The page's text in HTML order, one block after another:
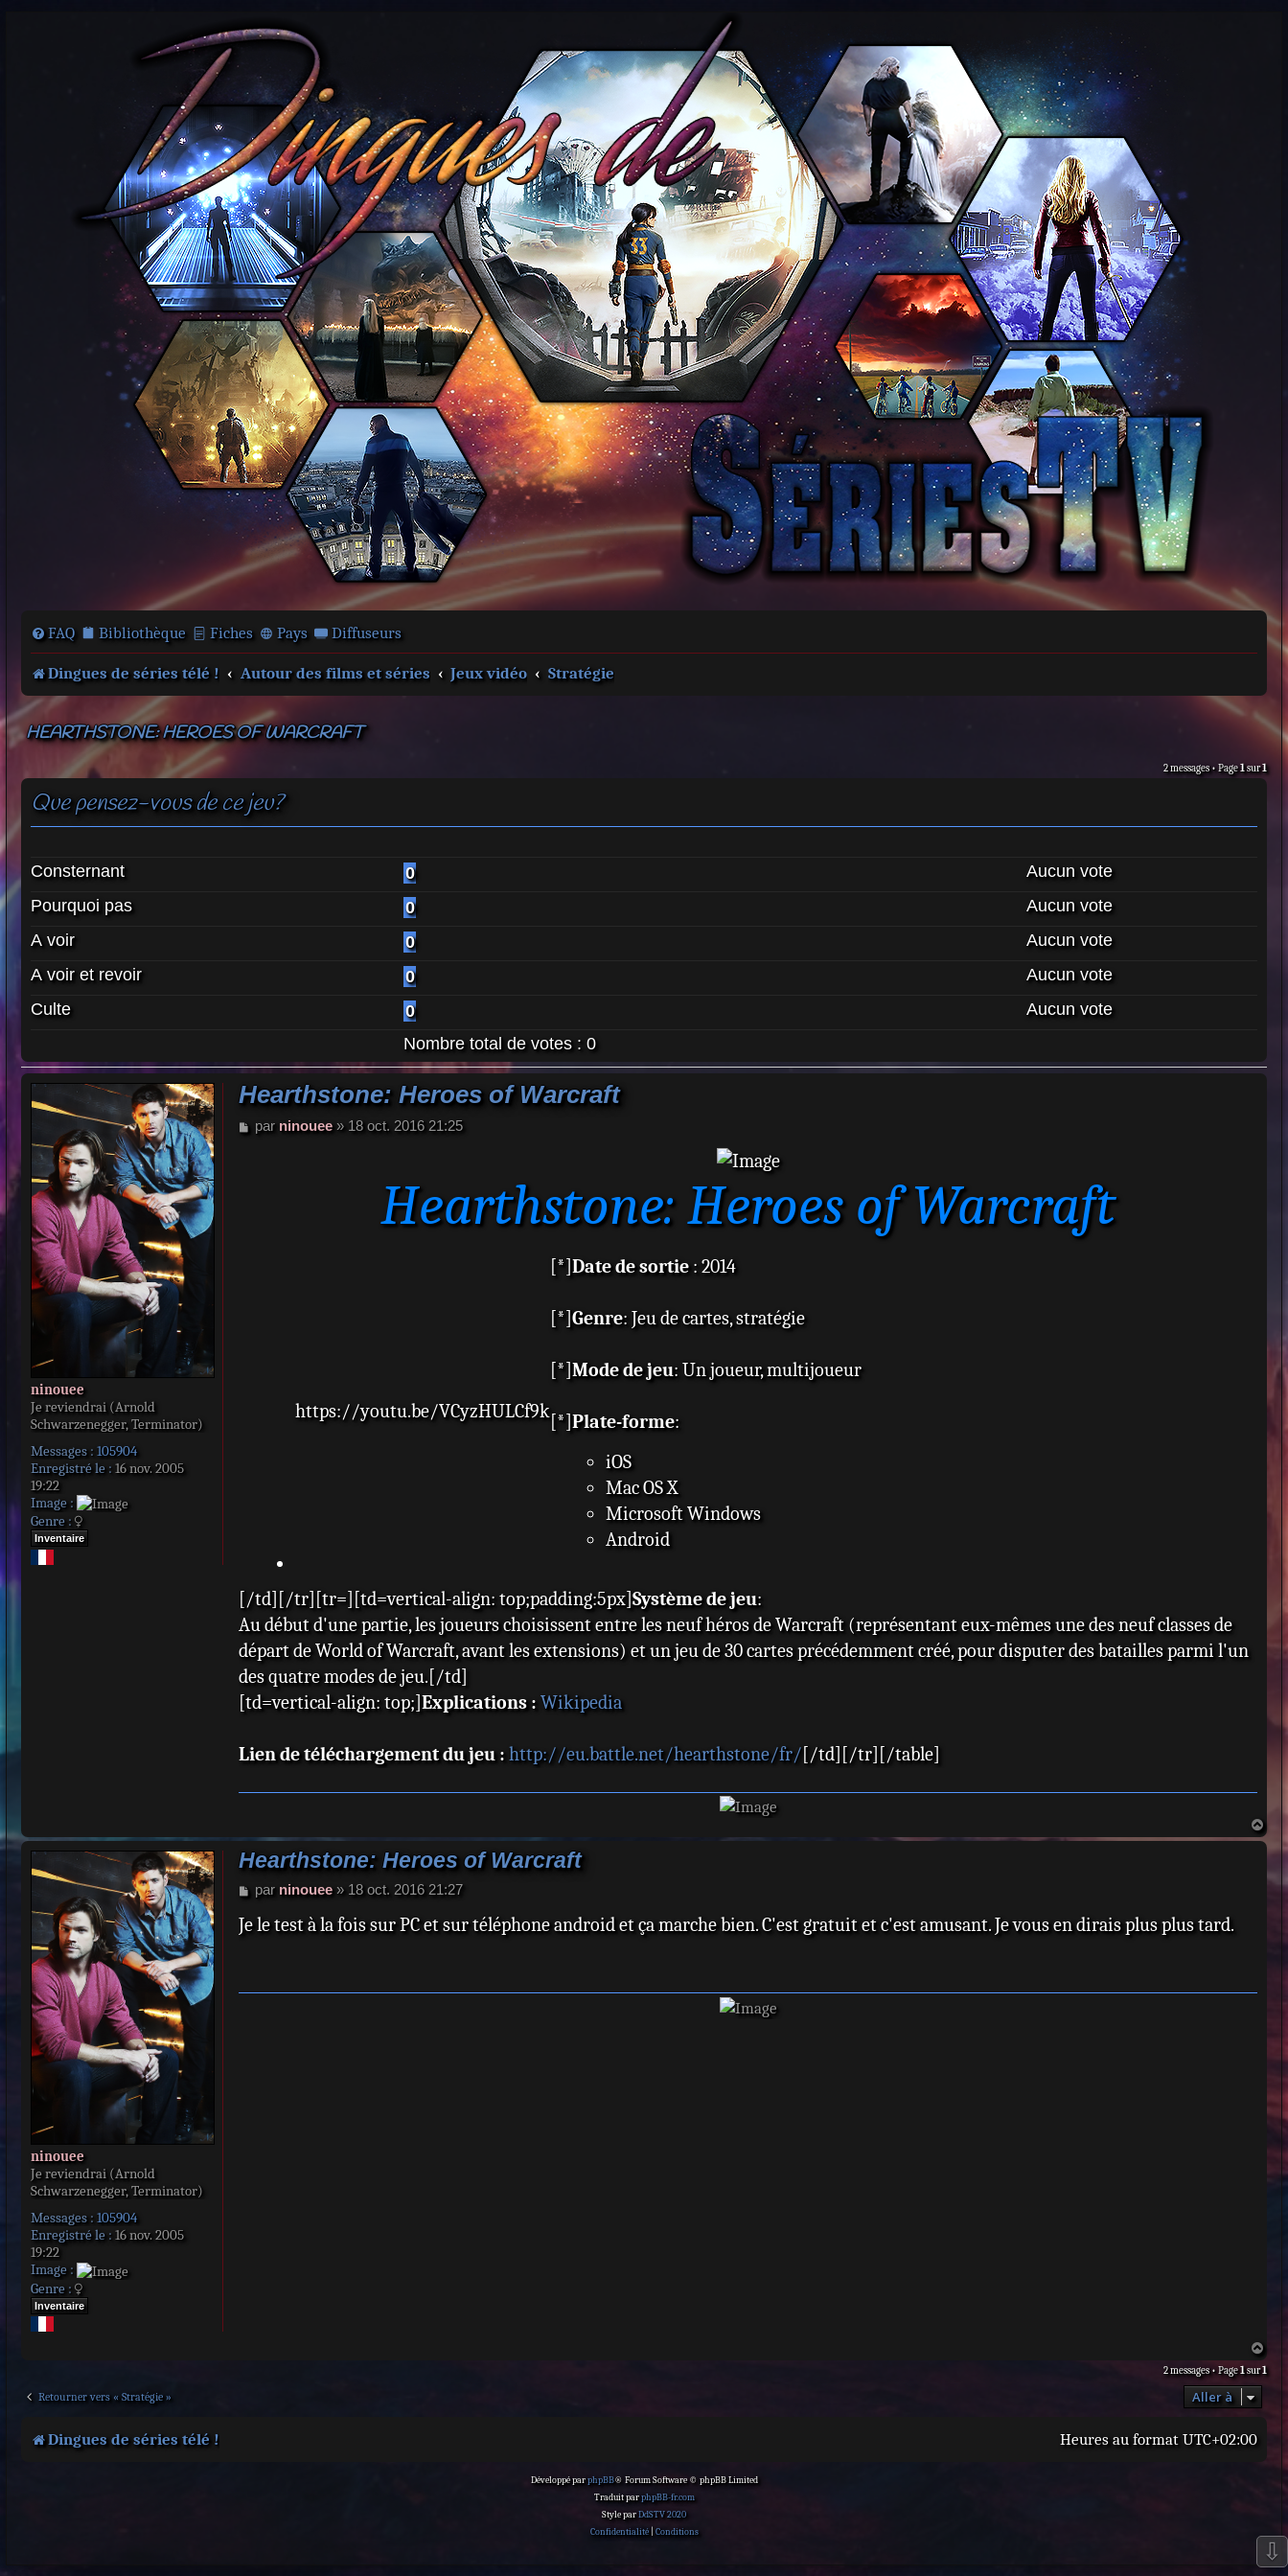
FAQ Bibliothèque Fiches Pays Diffuseurs
Dingues de séries télé ! Autour des films et séries Jeux vidéo Stratégie
HEARTHSTONE: HEROES OF WARCRAFT
2 messages • Page1sur1
Que pensez-vous de ce jeu?
Consternant 0
Aucun vote
Pourquoi pas
0
Aucun vote
A voir
0
Aucun vote
A voir et revoir
0
Aucun vote
Culte
0
Aucun vote
Nombre total de votes : 0
ninouee
Je reviendrai (Arnold
Schwarzenegger, Terminator)
Messages : 105904
Enregistré le : 16 nov. 2005
19:22
Image :
Genre :
Inventaire
Hearthstone: Heroes of Warcraft
M
par ninouee» 18 oct. 2016 21:25
Hearthstone: Heroes of Warcraft
https://youtu.be/VCyzHULCf9k
[*]Date de sortie: 2014
[*]Genre: Jeu de cartes, stratégie
[*]Mode de jeu: Un joueur, multijoueur
[*]Plate-forme:
iOS
Mac OS X
Microsoft Windows
Android
[/td][/tr][tr=][td=vertical-align: top;padding:5px]Système de jeu:
Au début d'une partie, les joueurs choisissent entre les neuf héros de Warcraft (représentant eux-mêmes une des neuf classes de
départ de World of Warcraft, avant les extensions) et un jeu de 30 cartes précédemment créé, pour disputer des batailles parmi l'un
des quatre modes de jeu.[/td]
[td=vertical-align: top;]Explications : Wikipedia
Lien de téléchargement du jeu : http://eu.battle.net/hearthstone/fr/[/td][/tr][/table]
a
u
ninouee
Je reviendrai (Arnold
Schwarzenegger, Terminator)
Messages : 105904
Enregistré le : 16 nov. 2005
19:22
Image :
Genre :
Inventaire
Hearthstone: Heroes of Warcraft
M
s
e
par ninouee» 18 oct. 2016 21:27
Je le test à la fois sur PC et sur téléphone android et ça marche bien. C'est gratuit et c'est amusant. Je vous en dirais plus plus tard.
u
2 messages • Page1sur1
Retourner vers « Stratégie » Aller à
Dingues de séries télé ! Heures au format UTC+02:00
Développé parphpBB® Forum Software © phpBB Limited
Traduit parphpBB-fr.com
Style parDdSTV 2020
Confidentialité| Conditions
⇩